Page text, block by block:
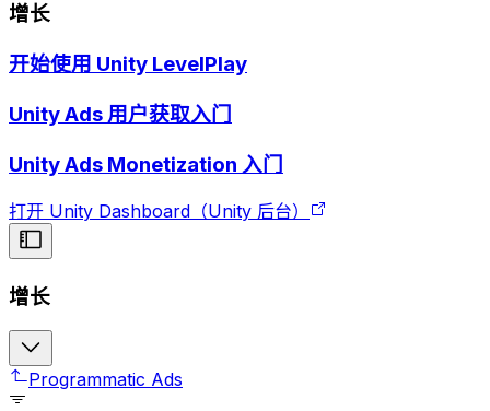
增长
开始使用 Unity LevelPlay
Unity Ads 用户获取入门
Unity Ads Monetization 入门
打开 Unity Dashboard（Unity 后台）
增长
Programmatic Ads